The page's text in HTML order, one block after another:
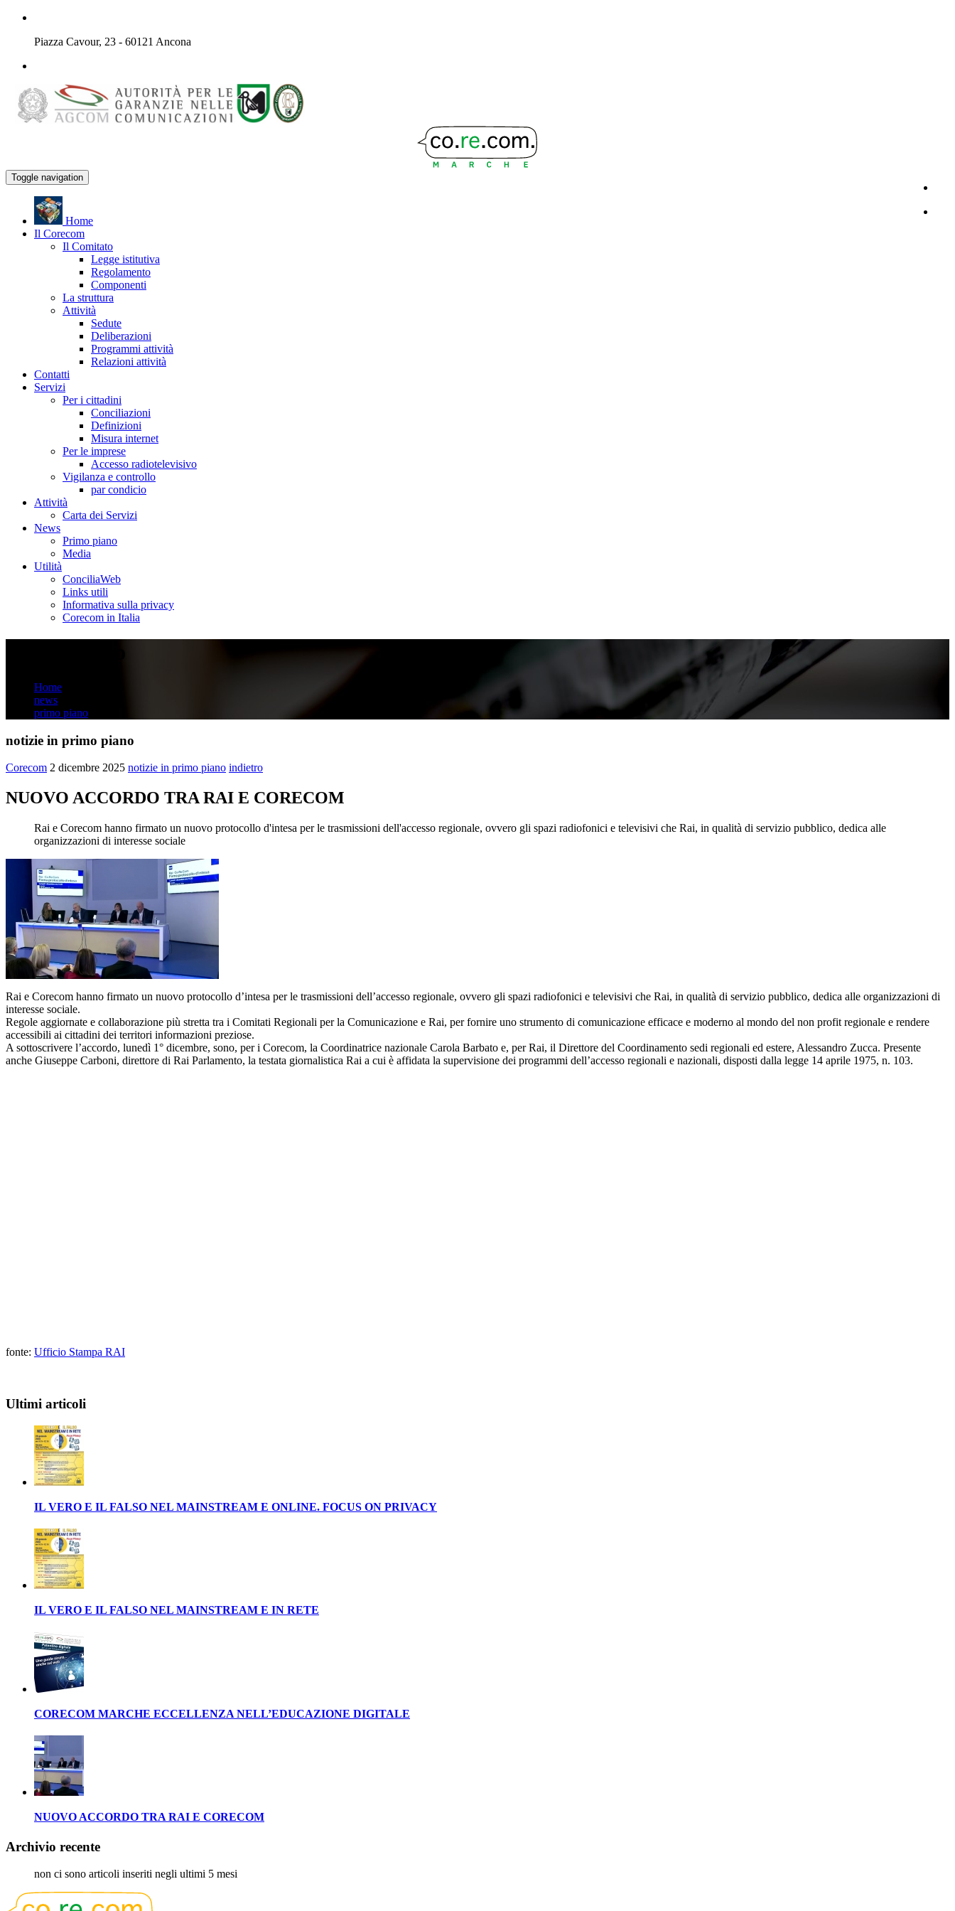
Piazza Cavour, 23 - 60121 Ancona
Toggle navigation
Home
Il Corecom
Il Comitato
Legge istitutiva
Regolamento
Componenti
La struttura
Attività
Sedute
Deliberazioni
Programmi attività
Relazioni attività
Contatti
Servizi
Per i cittadini
Conciliazioni
Definizioni
Misura internet
Per le imprese
Accesso radiotelevisivo
Vigilanza e controllo
par condicio
Attività
Carta dei Servizi
News
Primo piano
Media
Utilità
ConciliaWeb
Links utili
Informativa sulla privacy
Corecom in Italia
Home
news
primo piano
notizie in primo piano
Corecom 2 dicembre 2025 notizie in primo piano indietro
NUOVO ACCORDO TRA RAI E CORECOM
Rai e Corecom hanno firmato un nuovo protocollo d'intesa per le trasmissioni dell'accesso regionale, ovvero gli spazi radiofonici e televisivi che Rai, in qualità di servizio pubblico, dedica alle
organizzazioni di interesse sociale
Rai e Corecom hanno firmato un nuovo protocollo d’intesa per le trasmissioni dell’accesso regionale, ovvero gli spazi radiofonici e televisivi che Rai, in qualità di servizio pubblico, dedica alle organizzazioni di
interesse sociale.
Regole aggiornate e collaborazione più stretta tra i Comitati Regionali per la Comunicazione e Rai, per fornire uno strumento di comunicazione efficace e moderno al mondo del non profit regionale e rendere
accessibili ai cittadini dei territori informazioni preziose.
A sottoscrivere l’accordo, lunedì 1° dicembre, sono, per i Corecom, la Coordinatrice nazionale Carola Barbato e, per Rai, il Direttore del Coordinamento sedi regionali ed estere, Alessandro Zucca. Presente
anche Giuseppe Carboni, direttore di Rai Parlamento, la testata giornalistica Rai a cui è affidata la supervisione dei programmi dell’accesso regionali e nazionali, disposti dalla legge 14 aprile 1975, n. 103.
fonte: Ufficio Stampa RAI
Ultimi articoli
IL VERO E IL FALSO NEL MAINSTREAM E ONLINE. FOCUS ON PRIVACY
IL VERO E IL FALSO NEL MAINSTREAM E IN RETE
CORECOM MARCHE ECCELLENZA NELL’EDUCAZIONE DIGITALE
NUOVO ACCORDO TRA RAI E CORECOM
Archivio recente
non ci sono articoli inseriti negli ultimi 5 mesi